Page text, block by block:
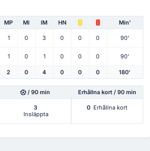
MP Ml IM HN Min'
1 0 3 0 0 0 90'
1 0 1 0 0 0 90'
2 0 4 0 0 0 180'
/ 90 min Erhållna kort / 90 min
3
Insläppta
0 Erhållna kort